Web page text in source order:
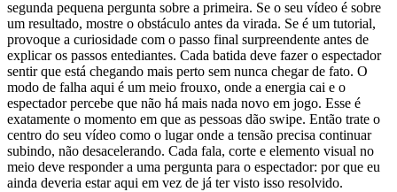
segunda pequena pergunta sobre a primeira. Se o seu vídeo é sobre
um resultado, mostre o obstáculo antes da virada. Se é um tutorial,
provoque a curiosidade com o passo final surpreendente antes de
explicar os passos entediantes. Cada batida deve fazer o espectador
sentir que está chegando mais perto sem nunca chegar de fato. O
modo de falha aqui é um meio frouxo, onde a energia cai e o
espectador percebe que não há mais nada novo em jogo. Esse é
exatamente o momento em que as pessoas dão swipe. Então trate o
centro do seu vídeo como o lugar onde a tensão precisa continuar
subindo, não desacelerando. Cada fala, corte e elemento visual no
meio deve responder a uma pergunta para o espectador: por que eu
ainda deveria estar aqui em vez de já ter visto isso resolvido.